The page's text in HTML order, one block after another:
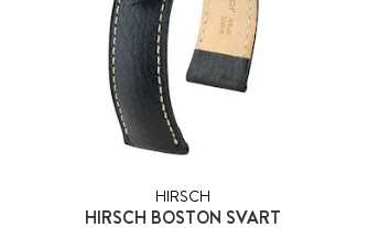
HIRSCH
HIRSCH BOSTON SVART